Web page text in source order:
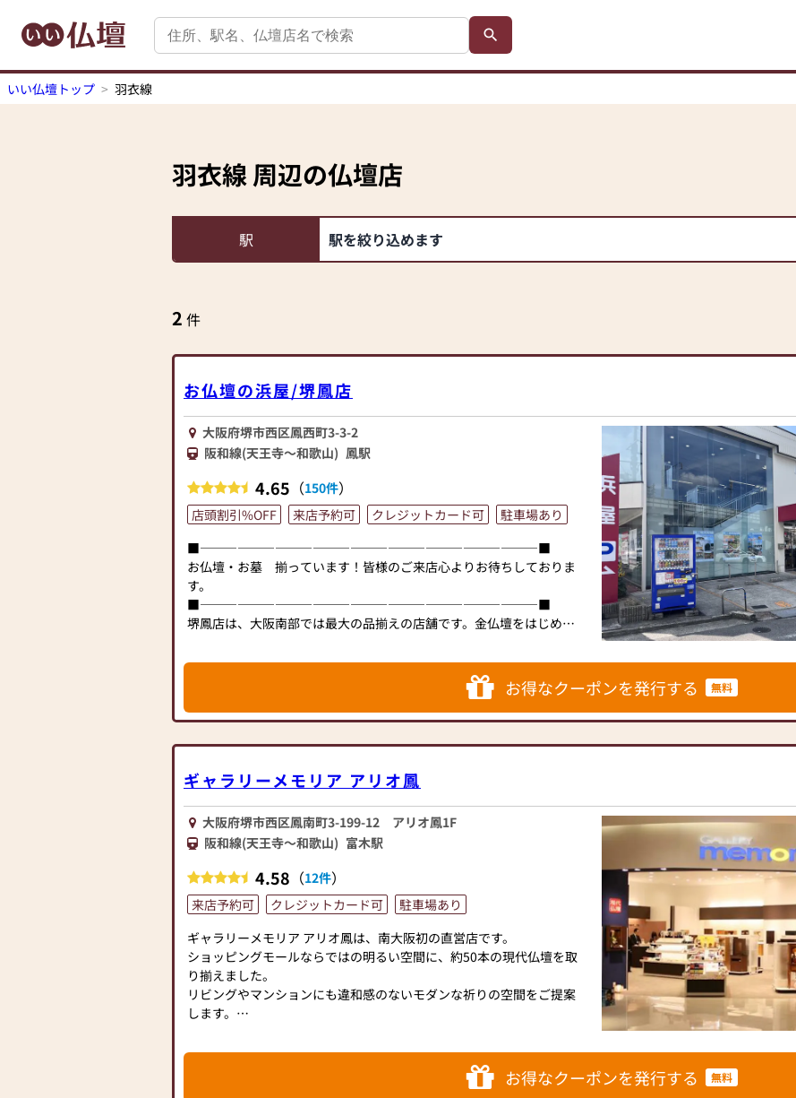
いい仏壇トップ 羽衣線
羽衣線周辺の仏壇店
駅 駅を絞り込めます
2 件
お仏壇の浜屋/堺鳳店
大阪府堺市西区鳳西町3-3-2
阪和線(天王寺～和歌山) 鳳駅
4.65 （150件）
店頭割引%OFF 来店予約可 クレジットカード可
駐車場あり
■―――――――――――――――――――――――――――■
お仏壇・お墓 揃っています！皆様のご来店心よりお待ちしておりま
す。
■―――――――――――――――――――――――――――■
堺鳳店は、大阪南部では最大の品揃えの店舗です。金仏壇をはじめ、
ズの仏壇を取り揃えています。
また、品揃えだけでなく、営業スタッフも多いので仏壇の出張修理か
ら、仏壇の修復の見積り等、素早く対応出来ますので気軽にご連絡く
ださい。
ら墓地案内、図面作成、納骨式まで、お墓の文字彫、移設等仏事に関
わる仕事、仏壇・墓石 一貫しておりますので、お気軽にご連絡頂き
ますよう宜しくお願い致します。
当店ではコロナ対策として下記の項目を実施しております。
①消毒液を設置
②従業員は手洗い・うがい・マスクを着用
③お客様から一定の距離
⑤短縮営業等によって営業時間を調整
以上の項目を心掛け営業しております。ご理解のほど宜しくお願い致
します。
お得なクーポンを発行する 無料
ギャラリーメモリア アリオ鳳
大阪府堺市西区鳳南町3-199-12 アリオ鳳1F
阪和線(天王寺～和歌山) 富木駅
4.58 （12件）
来店予約可 クレジットカード可
駐車場あり
ギャラリーメモリア アリオ鳳は、南大阪初の直営店です。
ショッピングモールならではの明るい空間に、約50本の現代仏壇を取
り揃えました。
リビングやマンションにも違和感のないモダンな祈りの空間をご提案
します。
に…という方も、お気軽にお立ち寄りください。
どんな些細なことでもスタッフが丁寧にお伺いいたします。
皆様のご来店を心よりお待ち申し上げております。
お得なクーポンを発行する 無料